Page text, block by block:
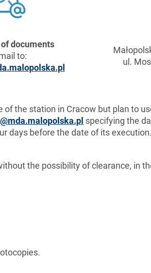
documents
to:
ul.
the station in Cracow but plan to
specifying the
days before the date of its
the possibility of clearance, in